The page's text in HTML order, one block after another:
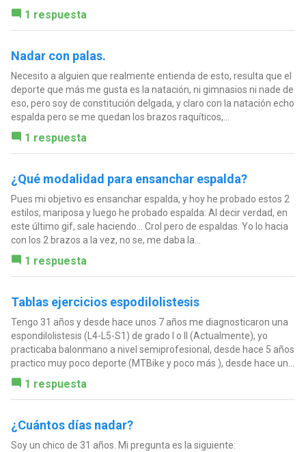
1 respuesta
Nadar con palas.
Necesito a alguien que realmente entienda de esto, resulta que el
deporte que más me gusta es la natación, ni gimnasios ni nade de
eso, pero soy de constitución delgada, y claro con la natación echo
espalda pero se me quedan los brazos raquíticos,...
1 respuesta
¿Qué modalidad para ensanchar espalda?
Pues mi objetivo es ensanchar espalda, y hoy he probado estos 2
estilos, mariposa y luego he probado espalda: Al decir verdad, en
este último gif, sale haciendo... Crol pero de espaldas. Yo lo hacia
con los 2 brazos a la vez, no se, me daba la...
1 respuesta
Tablas ejercicios espodilolistesis
Tengo 31 años y desde hace unos 7 años me diagnosticaron una
espondilolistesis (L4-L5-S1) de grado I o II (Actualmente), yo
practicaba balonmano a nivel semiprofesional, desde hace 5 años
practico muy poco deporte (MTBike y poco más ), desde hace un...
1 respuesta
¿Cuántos días nadar?
Soy un chico de 31 años. Mi pregunta es la siguiente: